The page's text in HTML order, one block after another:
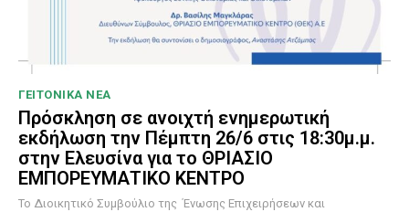
ΓΕΙΤΟΝΙΚΑ ΝΕΑ
Πρόσκληση σε ανοιχτή ενημερωτική
εκδήλωση την Πέμπτη 26/6 στις 18:30μ.μ.
στην Ελευσίνα για το ΘΡΙΑΣΙΟ
ΕΜΠΟΡΕΥΜΑΤΙΚΟ ΚΕΝΤΡΟ
To Διοικητικό Συμβούλιο της Ένωσης Επιχειρήσεων και